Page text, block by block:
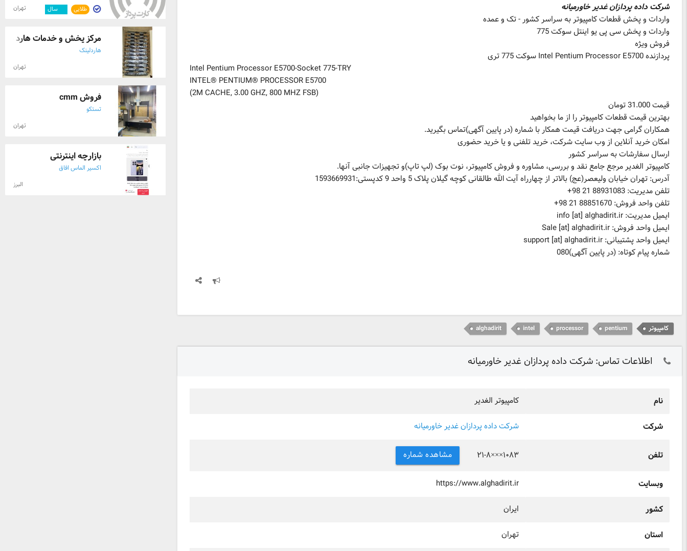
شرکت داده پردازان غدیر خاورمیانه
واردات و پخش قطعات کامپیوتر به سراسر کشور - تک و عمده
واردات و پخش سی پی یو اینتل سوکت 775
فروش ویژه
پردازنده Intel Pentium Processor E5700 سوکت 775 تری
Intel Pentium Processor E5700-Socket 775-TRY
INTEL® PENTIUM® PROCESSOR E5700
(2M CACHE, 3.00 GHZ, 800 MHZ FSB)
قیمت 31.000 تومان
بهترین قیمت قطعات کامپیوتر را از ما بخواهید
همکاران گرامی جهت دریافت قیمت همکار با شماره (در پایین آگهی)تماس بگیرید.
امکان خرید آنلاین از وب سایت شرکت، خرید تلفنی و یا خرید حضوری
ارسال سفارشات به سراسر کشور
کامپیوتر الغدیر مرجع جامع نقد و بررسی، مشاوره و فروش کامپیوتر، نوت بوک (لپ تاپ)و تجهیزات جانبی آنها.
آدرس: تهران خیابان ولیعصر(عج) بالاتر از چهارراه آیت الله طالقانی کوچه گیلان پلاک 5 واحد 9 کدپستی:1593669931
تلفن مدیریت: 88931083 21 98+
تلفن واحد فروش: 88851670 21 98+
ایمیل مدیریت: info [at] alghadirit.ir
ایمیل واحد فروش: Sale [at] alghadirit.ir
ایمیل واحد پشتیبانی: support [at] alghadirit.ir
شماره پیام کوتاه: (در پایین آگهی)080
کامپیوتر pentium
processor
intel
alghadirit
اطلاعات تماس: شرکت داده پردازان غدیر خاورمیانه
نام کامپیوتر الغدیر
شرکت شرکت داده پردازان غدیر خاورمیانه
تلفن ۲۱-۸×××۱۰۸۳ مشاهده شماره
وبسایت https://www.alghadirit.ir
کشور ایران
استان تهران
طلایی سال تهران
مرکز پخش و خدمات هارد
هاردلینک
تهران
فروش cmm
تستکو
تهران
بازارچه اینترنتی
اکسیر الماس افاق
البرز